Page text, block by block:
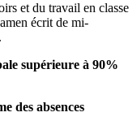
et du travail en classe
écrit de mi-
supérieure à 90%
des absences